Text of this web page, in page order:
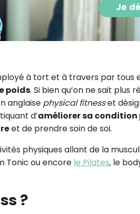
à tort et à travers par tous
poids. Si bien qu’on ne sait plus
anglaise physical fitnesset
d’améliorer sa condition
et de prendre soin de soi.
physiques allant de la
Tonic ou encore le Pilates, le
?
CROQ.
des
pourrons
l'heure à
des
utilisez.
voir notre
Je reçois